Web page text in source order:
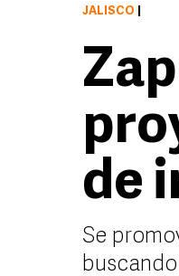
JALISCO
de
Se